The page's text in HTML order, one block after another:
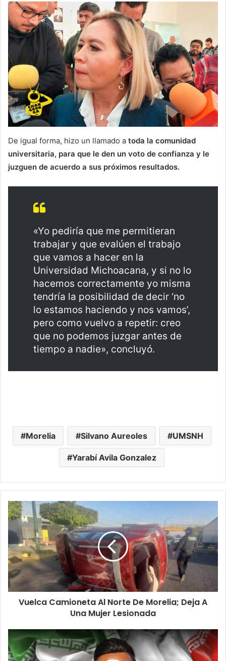
De igual forma, hizo un llamado a toda la comunidad
universitaria, para que le den un voto de confianza y le
juzguen de acuerdo a sus próximos resultados.
«Yo pediría que me permitieran
trabajar y que evalúen el trabajo
que vamos a hacer en la
Universidad Michoacana, y si no lo
hacemos correctamente yo misma
tendría la posibilidad de decir ‘no
lo estamos haciendo y nos vamos’,
pero como vuelvo a repetir: creo
que no podemos juzgar antes de
tiempo a nadie», concluyó.
Morelia Silvano Aureoles UMSNH
Yarabí Avila Gonzalez
Vuelca
Camioneta
Norte
De
Morelia;
Deja
A
Una
MujerVuelca Camioneta Al Norte De Morelia; Deja A
Una Mujer Lesionada
Condenan
A
26